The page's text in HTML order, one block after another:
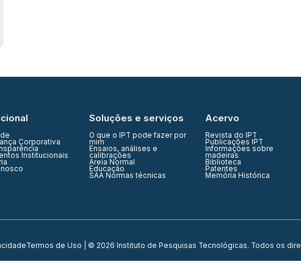
Corporativa
Institucionais
Soluções e serviços
O que o IPT pode fazer por
mim
Ensaios, análises e
calibrações
Areia Normal
Educação
SAA Normas técnicas
Acervo
Revista do IPT
Publicações IPT
Informações sobre
madeiras
Biblioteca
Patentes
Memória Histórica
Termos de Uso | © 2026 Instituto de Pesquisas Tecnológicas. Todos os